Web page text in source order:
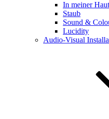
In meiner
Staub
Sound &
Lucidity
Audio-Visual